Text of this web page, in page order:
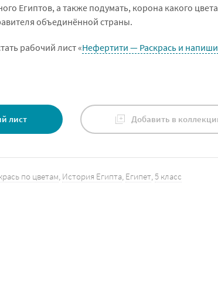
Египтов, а также подумать, корона какого цвета
объединённой страны.
рабочий лист «Нефертити — Раскрась и
лист Добавить в
по цветам, История Египта, Египет,5 класс